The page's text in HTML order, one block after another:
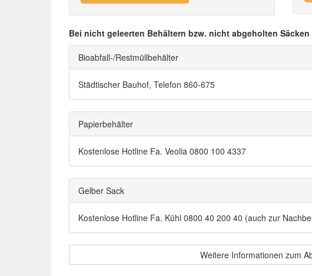
Bei nicht geleerten Behältern bzw. nicht abgeholten
Bioabfall-/Restmüllbehälter
Städtischer Bauhof, Telefon 860-675
Papierbehälter
Kostenlose Hotline Fa. Veolia 0800 100 4337
Gelber Sack
Kostenlose Hotline Fa. Kühl 0800 40 200 40 (auch zur
Weitere Informationen zum